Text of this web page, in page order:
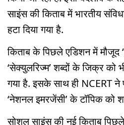
साइंस की किताब में भारतीय
हटा दिया गया है.
किताब के पिछले एडिशन में मौजूद
‘सेक्युलरिज्म’ शब्दों के जिक्र को
गया है. इसके साथ ही NCERT ने
‘नेशनल इमरजेंसी’ के टॉपिक को
सोशल साइंस की नई किताब